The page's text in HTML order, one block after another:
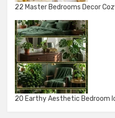
22 Master Bedrooms Decor
20 Earthy Aesthetic Bedroom